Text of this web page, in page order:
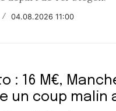
/ 04.08.2026 11:00
: 16 M€,
un coup malin